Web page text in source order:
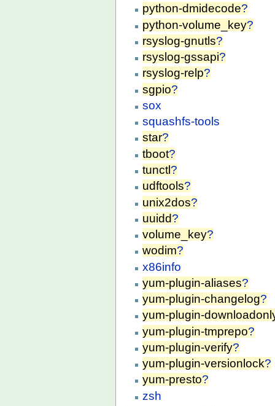
python-dmidecode?
python-volume_key?
rsyslog-gnutls?
rsyslog-gssapi?
rsyslog-relp?
sgpio?
sox
squashfs-tools
star?
tboot?
tunctl ?
udftools?
unix2dos?
uuidd?
volume_key?
wodim?
x86info
yum-plugin-aliases?
yum-plugin-changelog?
yum-plugin-
yum-plugin-tmprepo?
yum-plugin-verify?
yum-plugin-versionlock?
yum-presto?
zsh